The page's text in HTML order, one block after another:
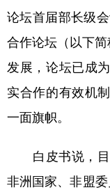
学术中国
彩票
公益
文化产业
地方频道
论坛首届部长级
合作论坛（以下
发展，论坛已成
实合作的有效机
一面旗帜。
白皮书说，目
非洲国家、非盟